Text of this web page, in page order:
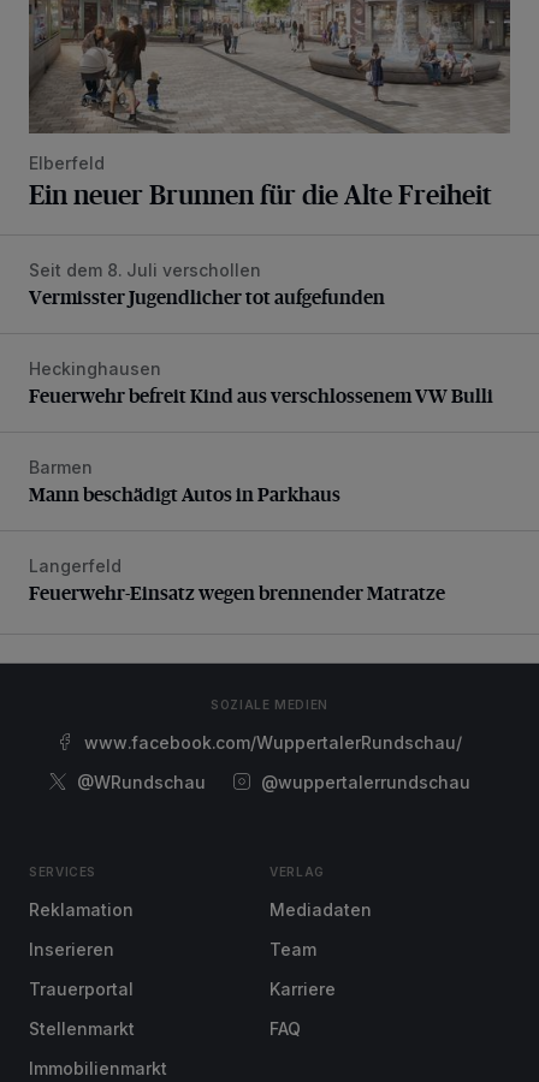
Elberfeld
Ein neuer Brunnen für die Alte Freiheit
Vermisster Jugendlicher tot aufgefunden
Seit dem 8. Juli verschollen
Vermisster Jugendlicher tot aufgefunden
Feuerwehr befreit Kind aus verschlossenem VW Bulli
Heckinghausen
Feuerwehr befreit Kind aus verschlossenem VW Bulli
Mann beschädigt Autos in Parkhaus
Barmen
Mann beschädigt Autos in Parkhaus
Feuerwehr-Einsatz wegen brennender Matratze
Langerfeld
Feuerwehr-Einsatz wegen brennender Matratze
SOZIALE MEDIEN
www.facebook.com/WuppertalerRundschau/
@WRundschau
@wuppertalerrundschau
SERVICES
Reklamation
Inserieren
Trauerportal
Stellenmarkt
Immobilienmarkt
VERLAG
Mediadaten
Team
Karriere
FAQ